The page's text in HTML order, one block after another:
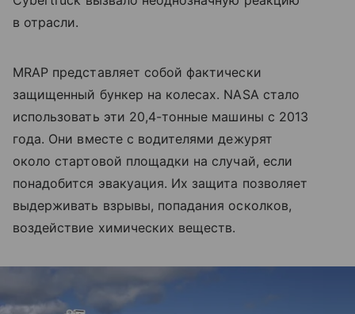
в отрасли.
MRAP представляет собой фактически
защищенный бункер на колесах. NASA стало
использовать эти 20,4-тонные машины с 2013
года. Они вместе с водителями дежурят
около стартовой площадки на случай, если
понадобится эвакуация. Их защита позволяет
выдерживать взрывы, попадания осколков,
воздействие химических веществ.